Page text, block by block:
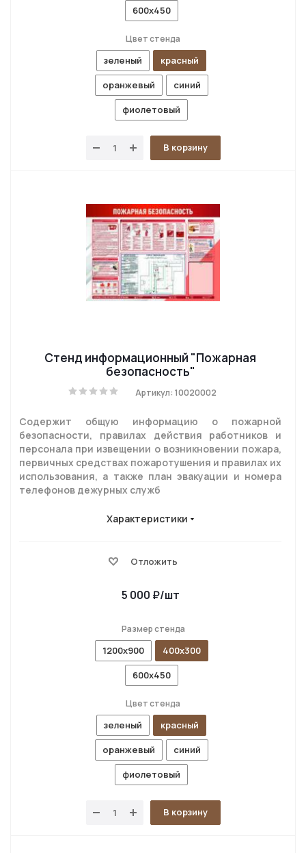
600х450
Цвет стенда
зеленый
красный
оранжевый
синий
фиолетовый
В корзину
Стенд информационный "Пожарная
безопасность"
Артикул: 10020002
Содержит общую информацию о пожарной
безопасности, правилах действия работников и
персонала при извещении о возникновении пожара,
первичных средствах пожаротушения и правилах их
использования, а также план эвакуации и номера
телефонов дежурных служб
Характеристики
Отложить
5 000 ₽/шт
Размер стенда
1200х900
400х300
600х450
Цвет стенда
зеленый
красный
оранжевый
синий
фиолетовый
В корзину